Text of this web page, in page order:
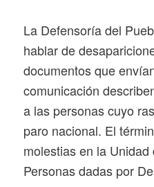
La Defensoría del
hablar de
documentos que
comunicación
a las personas cuyo
paro nacional. El
molestias en la
Personas dadas por